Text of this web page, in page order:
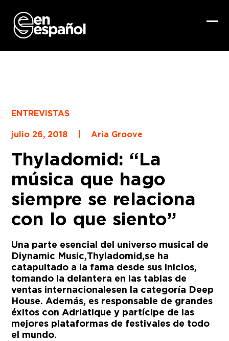
content
ENTREVISTAS
julio 26, 2018
| Aria Groove
Thyladomid: “La
música que hago
siempre se relaciona
con lo que siento”
Una parte esencial del universo musical de
Diynamic Music,Thyladomid,se ha
catapultado a la fama desde sus inicios,
tomando la delantera en las tablas de
ventas internacionalesen la categoría Deep
House. Además, es responsable de grandes
éxitos con Adriatique y partícipe de las
mejores plataformas de festivales de todo
el mundo.